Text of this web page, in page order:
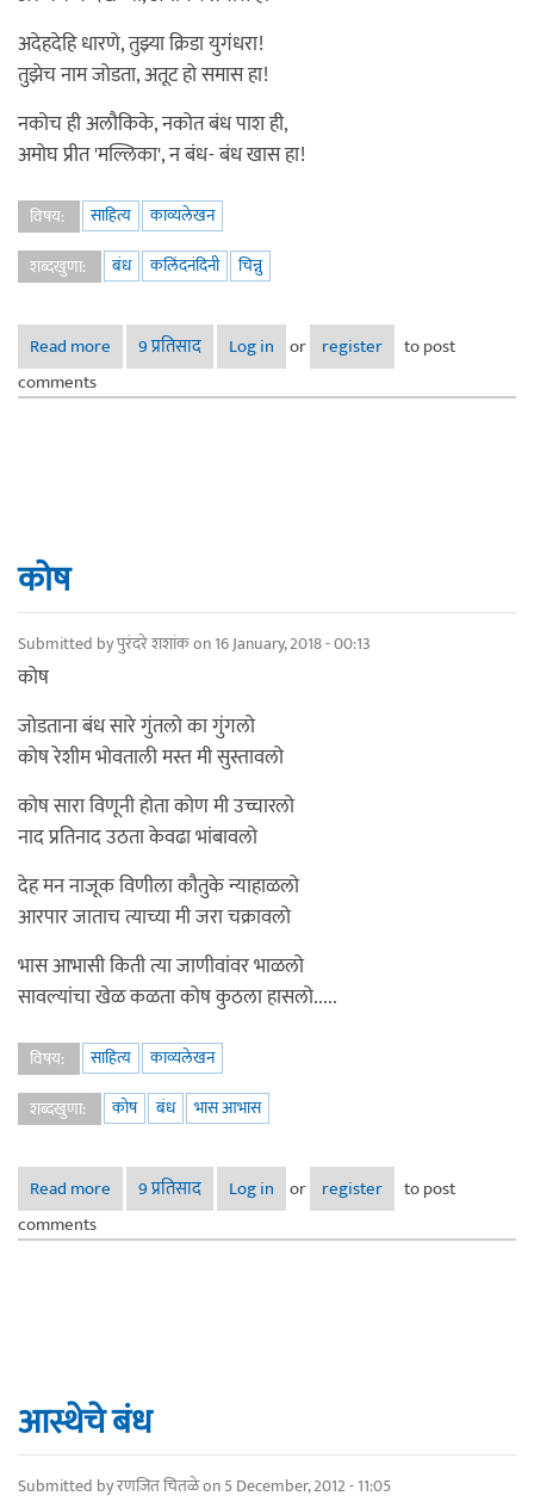
अदेहदेहि धारणे, तुझ्या क्रिडा युगंधरा!
तुझेच नाम जोडता, अतूट हो समास हा!
नकोच ही अलौकिके, नकोत बंध पाश ही,
अमोघ प्रीत 'मल्लिका', न बंध- बंध खास हा!
विषय: साहित्य
काव्यलेखन
शब्दखुणा:
बंध कलिंदनंदिनी चिन्नु
Read more about बंध- कलिंदनंदिनी वृत्त
9 प्रतिसाद Log in or register
to post
comments
कोष
Submitted byपुरंदरे शशांकon 16 January, 2018 - 00:13
कोष
जोडताना बंध सारे गुंतलो का गुंगलो
कोष रेशीम भोवताली मस्त मी सुस्तावलो
कोष सारा विणूनी होता कोण मी उच्चारलो
नाद प्रतिनाद उठता केवढा भांबावलो
देह मन नाजूक विणीला कौतुके न्याहाळलो
आरपार जाताच त्याच्या मी जरा चक्रावलो
भास आभासी किती त्या जाणीवांवर भाळलो
सावल्यांचा खेळ कळता कोष कुठला हासलो.....
विषय: साहित्य
काव्यलेखन
शब्दखुणा:
कोष बंध भास आभास
Read more about कोष
9 प्रतिसाद Log in or register
to post
comments
आस्थेचे बंध
Submitted byरणजित चितळेon 5 December, 2012 - 11:05